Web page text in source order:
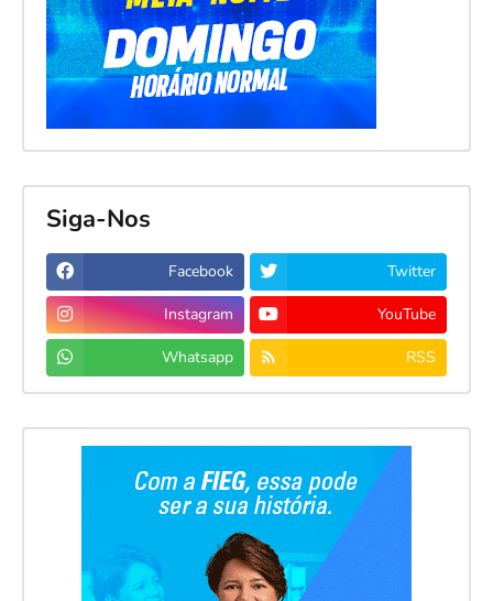
Siga-Nos
Facebook Twitter
Instagram YouTube
Whatsapp RSS